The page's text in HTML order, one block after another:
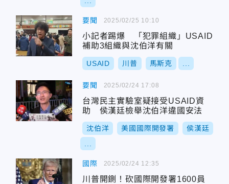
要聞
小記者踢爆 「犯罪組織」USAID
補助3組織與沈伯洋有關
USAID 川普 馬斯克
2025/02/25 10:10
要聞
台灣民主實驗室疑接受USAID資
助 侯漢廷檢舉沈伯洋違國安法
沈伯洋 美國國際開發署 侯漢廷
2025/02/24 17:08
國際
川普開鍘！砍國際開發署1600員
2025/02/24 12:35